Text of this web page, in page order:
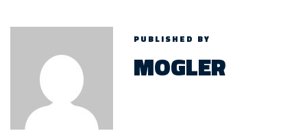
PUBLISHED BY
MOGLER